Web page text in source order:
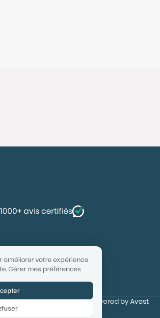
1000+ avis certifiés
| Tech & Website powered byAvest
améliorer votre expérience
Gérer mes préférences